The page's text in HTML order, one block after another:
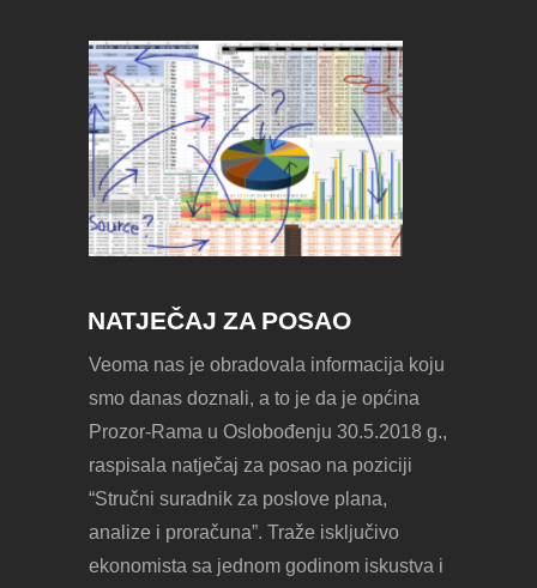
NATJEČAJ ZA POSAO
Veoma nas je obradovala informacija koju
smo danas doznali, a to je da je općina
Prozor-Rama u Oslobođenju 30.5.2018 g.,
raspisala natječaj za posao na poziciji
“Stručni suradnik za poslove plana,
analize i proračuna”. Traže isključivo
ekonomista sa jednom godinom iskustva i